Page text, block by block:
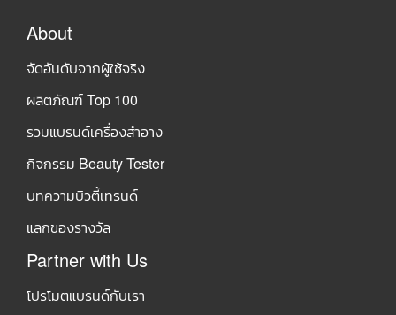
About
จัดอันดับจากผู้ใช้จริง
ผลิตภัณฑ์ Top 100
รวมแบรนด์เครื่องสำอาง
กิจกรรม Beauty Tester
บทความบิวตี้เทรนด์
แลกของรางวัล
Partner with Us
โปรโมตแบรนด์กับเรา